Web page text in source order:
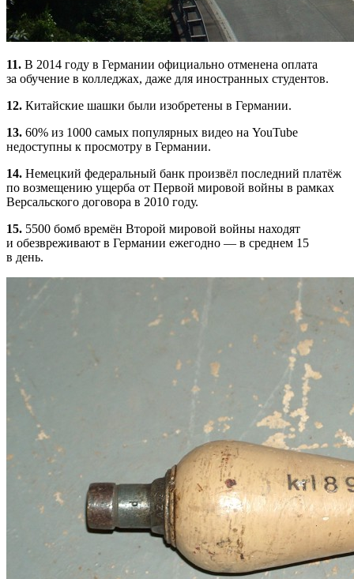
11. В 2014 году в Германии официально отменена оплата
за обучение в колледжах, даже для иностранных студентов.
12. Китайские шашки были изобретены в Германии.
13. 60% из 1000 самых популярных видео на YouTube
недоступны к просмотру в Германии.
14. Немецкий федеральный банк произвёл последний платёж
по возмещению ущерба от Первой мировой войны в рамках
Версальского договора в 2010 году.
15. 5500 бомб времён Второй мировой войны находят
и обезвреживают в Германии ежегодно — в среднем 15
в день.